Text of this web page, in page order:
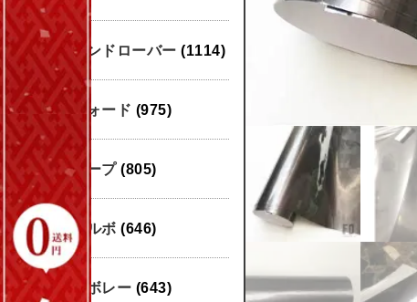
ランドローバー (1114)
フォード (975)
ジープ (805)
ボルボ (646)
シボレー (643)